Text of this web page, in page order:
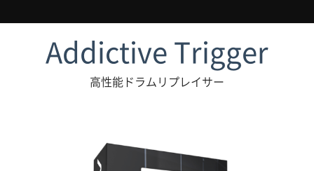
Addictive Trigger
高性能ドラムリプレイサー